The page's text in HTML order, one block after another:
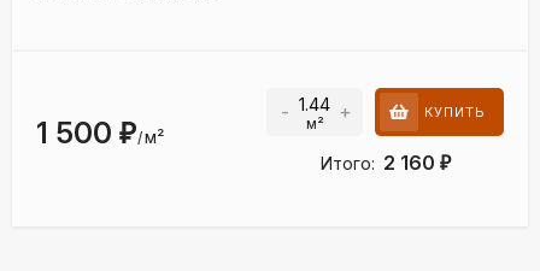
1 500 ₽/м²
- м² + КУПИТЬ
Итого: 2 160 ₽